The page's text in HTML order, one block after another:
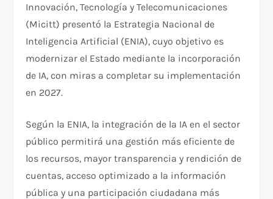
Innovación, Tecnología y Telecomunicaciones
(Micitt) presentó la Estrategia Nacional de
Inteligencia Artificial (ENIA), cuyo objetivo es
modernizar el Estado mediante la incorporación
de IA, con miras a completar su implementación
en 2027.
Según la ENIA, la integración de la IA en el sector
público permitirá una gestión más eficiente de
los recursos, mayor transparencia y rendición de
cuentas, acceso optimizado a la información
pública y una participación ciudadana más